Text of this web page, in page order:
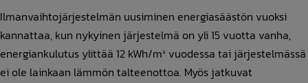
Ilmanvaihtojärjestelmän uusiminen energiasäästön vuoksi
kannattaa, kun nykyinen järjestelmä on yli 15 vuotta vanha,
energiankulutus ylittää 12 kWh/m² vuodessa tai järjestelmässä
ei ole lainkaan lämmön talteenottoa. Myös jatkuvat